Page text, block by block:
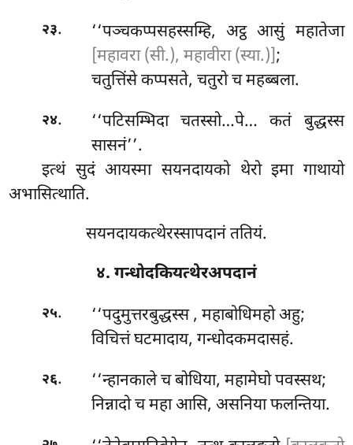
२३.
‘‘पञ्चकप्पसहस्सम्हि, अट्ठ आसुं महातेजा
[महावरा (सी.), महावीरा (स्या.)];
चतुत्तिंसे कप्पसते, चतुरो च महब्बला.
२४.
‘‘पटिसम्भिदा चतस्सो…पे… कतं बुद्धस्स
सासनं’’.
इत्थं सुदं आयस्मा सयनदायको थेरो इमा गाथायो
अभासित्थाति.
सयनदायकत्थेरस्सापदानं ततियं.
४. गन्धोदकियत्थेरअपदानं
२५. ‘‘पदुमुत्तरबुद्धस्स, महाबोधिमहो अहु;
विचित्तं घटमादाय, गन्धोदकमदासहं.
२६.
‘‘न्हानकाले च बोधिया, महामेघो पवस्सथ;
निन्नादो च महा आसि, असनिया फलन्तिया.